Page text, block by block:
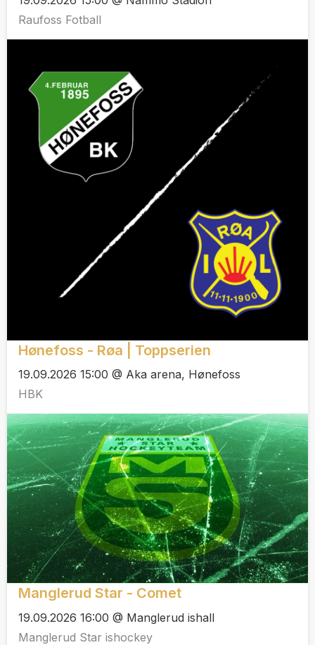
Raufoss Fotball
Hønefoss - Røa | Toppserien
19.09.2026 15:00 @ Aka arena, Hønefoss
HBK
Manglerud Star - Comet
19.09.2026 16:00 @ Manglerud ishall
Manglerud Star ishockey